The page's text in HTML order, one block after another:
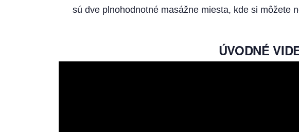
sú dve plnohodnotné masážne miesta, kde si môžete
ÚVODNÉ